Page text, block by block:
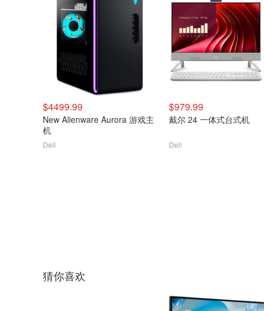
$4499.99
New Alienware Aurora 游戏主
机
Dell
$979.99
戴尔 24 一体式台式机
Dell
猜你喜欢